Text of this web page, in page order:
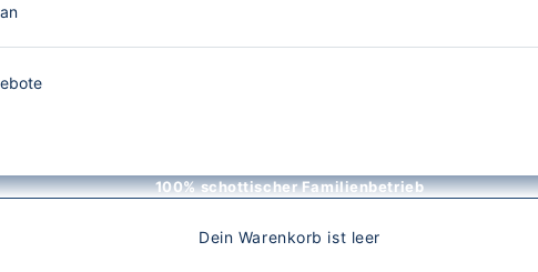
100% schottischer Familienbetrieb
Dein Warenkorb ist leer